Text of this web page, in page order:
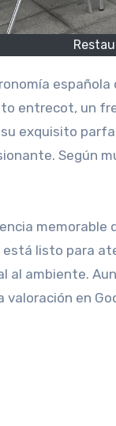
entrecot, un
exquisito
Según
listo para
al ambiente.
en